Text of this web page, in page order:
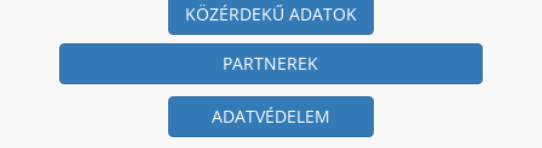
KÖZÉRDEKŰ ADATOK
PARTNEREK
ADATVÉDELEM